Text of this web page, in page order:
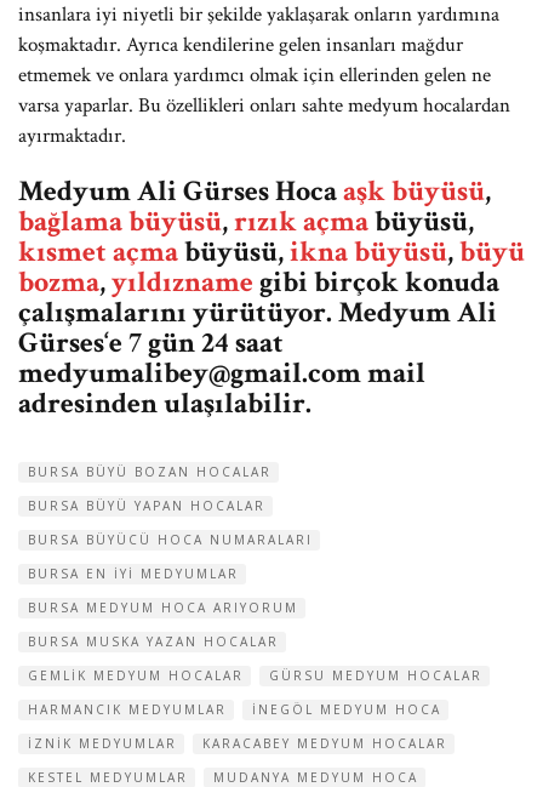
insanlara iyi niyetli bir şekilde yaklaşarak onların yardımına
koşmaktadır. Ayrıca kendilerine gelen insanları mağdur
etmemek ve onlara yardımcı olmak için ellerinden gelen ne
varsa yaparlar. Bu özellikleri onları sahte medyum hocalardan
ayırmaktadır.
Medyum Ali Gürses Hocaaşk büyüsü,
bağlama büyüsü,rızık açmabüyüsü,
kısmet açmabüyüsü,ikna büyüsü,büyü
bozma,yıldıznamegibi birçok konuda
çalışmalarını yürütüyor.Medyum Ali
Gürses‘e 7 gün 24 saat
medyumalibey@gmail.commail
adresinden ulaşılabilir.
BURSA BÜYÜ BOZAN HOCALAR
BURSA BÜYÜ YAPAN HOCALAR
BURSA BÜYÜCÜ HOCA NUMARALARI
BURSA EN IYI MEDYUMLAR
BURSA MEDYUM HOCA ARIYORUM
BURSA MUSKA YAZAN HOCALAR
GEMLIK MEDYUM HOCALAR
GÜRSU MEDYUM HOCALAR
HARMANCIK MEDYUMLAR
INEGÖL MEDYUM HOCA
IZNIK MEDYUMLAR
KARACABEY MEDYUM HOCALAR
KESTEL MEDYUMLAR
MUDANYA MEDYUM HOCA